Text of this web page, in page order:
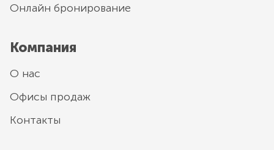
Онлайн бронирование
Компания
О нас
Офисы продаж
Контакты